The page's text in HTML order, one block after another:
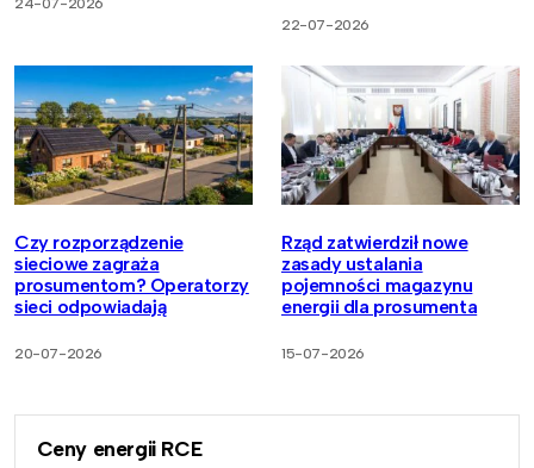
22-07-2026
Czy rozporządzenie
sieciowe zagraża
prosumentom? Operatorzy
sieci odpowiadają
20-07-2026
Rząd zatwierdził nowe
zasady ustalania
pojemności magazynu
energii dla prosumenta
15-07-2026
Ceny energii RCE